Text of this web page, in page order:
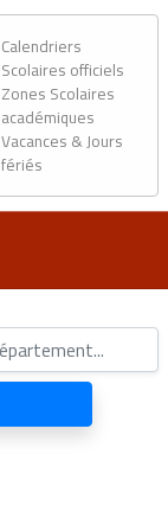
Calendriers
Scolaires officiels
Zones Scolaires
académiques
Vacances & Jours
fériés